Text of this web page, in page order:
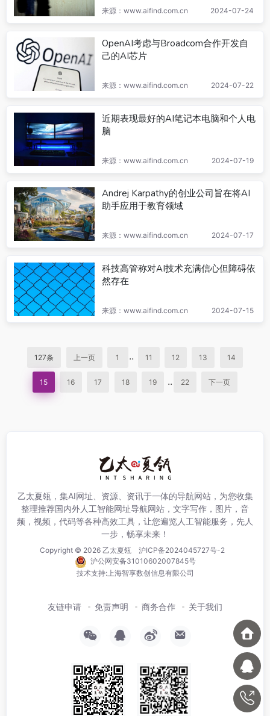
来源：www.aifind.com.cn 2024-07-24
OpenAI考虑与Broadcom合作开发自
己的AI芯片
来源：www.aifind.com.cn 2024-07-22
近期表现最好的AI笔记本电脑和个人电
脑
来源：www.aifind.com.cn 2024-07-19
Andrej Karpathy的创业公司旨在将AI
助手应用于教育领域
来源：www.aifind.com.cn 2024-07-17
科技高管称对AI技术充满信心但障碍依
然存在
来源：www.aifind.com.cn 2024-07-15
127条 上一页 1 .. 11 12 13 14
15 16 17 18 19 .. 22 下一页
乙太夏瓴，集AI网址、资源、资讯于一体的导航网站，为您收集
整理推荐国内外人工智能网址导航网站，文字写作，图片，音
频，视频，代码等各种高效工具，让您遍览人工智能服务，先人
一步，畅享未来！
Copyright © 2026 乙太夏瓴
沪ICP备2024045727号-2
沪公网安备31010602007845号
技术支持:上海智享数创信息有限公司
友链申请 免责声明 商务合作 关于我们